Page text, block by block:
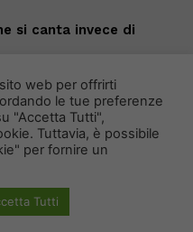
si canta invece di
Notizie
web per offrirti
le tue preferenze
"Accetta Tutti",
Tuttavia, è possibile
per fornire un
Tutti